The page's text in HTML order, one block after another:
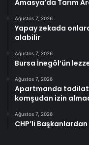
Amasya’da Tarım
Ağustos 7, 2026
Yapay zekada
alabilir
Ağustos 7, 2026
Bursa İnegöl’ün
Ağustos 7, 2026
Apartmanda tadilat
komşudan izin
Ağustos 7, 2026
CHP’li